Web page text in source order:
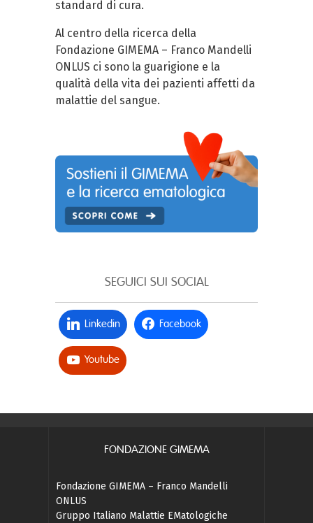
standard di cura.
Al centro della ricerca della
Fondazione GIMEMA – Franco Mandelli
ONLUS ci sono la guarigione e la
qualità della vita dei pazienti affetti da
malattie del sangue.
SEGUICI SUI SOCIAL
Linkedin Facebook
Youtube
FONDAZIONE GIMEMA
Fondazione GIMEMA – Franco Mandelli
ONLUS
Gruppo Italiano Malattie EMatologiche